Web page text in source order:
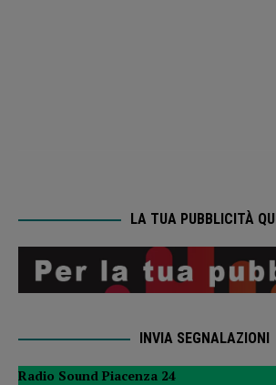
LA TUA PUBBLICITÀ QUI
INVIA SEGNALAZIONI
Radio Sound Piacenza 24